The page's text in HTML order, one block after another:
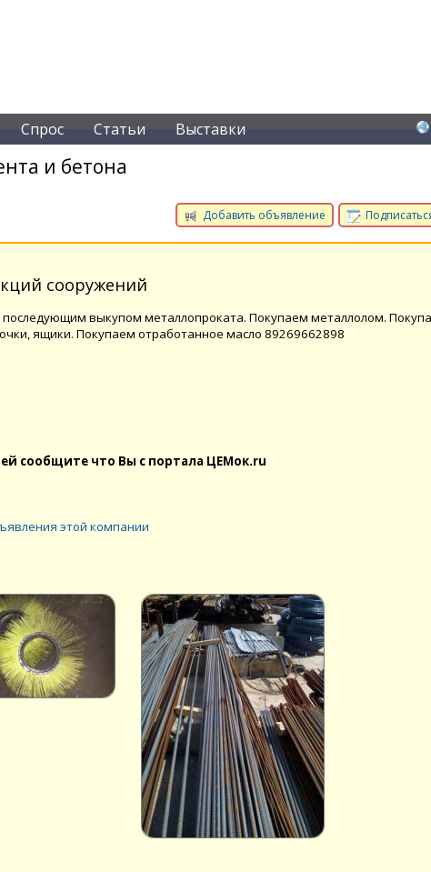
Спрос Статьи Выставки
и бетона
Добавить объявление
сооружений
выкупом металлопроката. Покупаем металлолом.
ящики. Покупаем отработанное масло 89269662898
сообщите что Вы с портала ЦЕМок.ru
этой компании